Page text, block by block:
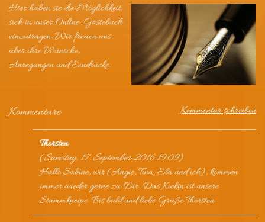
Hier haben sie die Möglichkeit,
sich in unser Online-Gästebuch
einzutragen.Wir freuen uns
über ihre Wünsche,
Anregungen und Eindrücke.
Kommentar schreiben
Kommentare
Thorsten
(Samstag, 17. September 2016 19:09)
Hallo Sabine, wir (Angie, Tina, Ela und ich), kommen
immer wieder gerne zu Dir. Das Kiekin ist unsere
Stammkneipe. Bis bald und liebe Grüße Thorsten